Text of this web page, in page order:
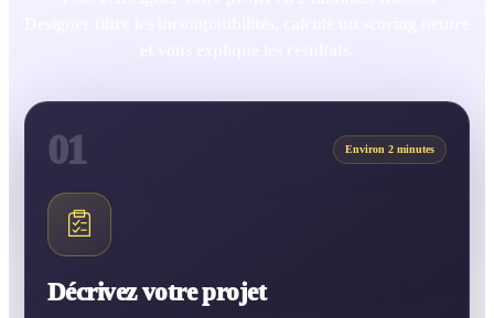
01 Environ 2 minutes
Décrivez votre projet